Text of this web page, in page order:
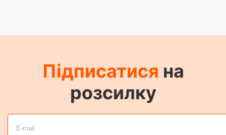
Підписатися на
розсилку